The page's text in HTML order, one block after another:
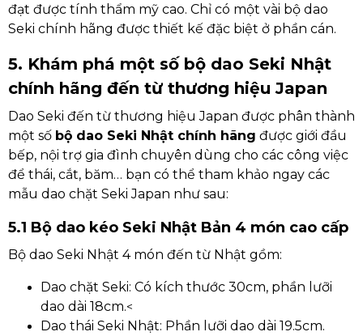
đạt được tính thẩm mỹ cao. Chỉ có một vài bộ dao
Seki chính hãng được thiết kế đặc biệt ở phần cán.
5. Khám phá một số bộ dao Seki Nhật
chính hãng đến từ thương hiệu Japan
Dao Seki đến từ thương hiệu Japan được phân thành
một số bộ dao Seki Nhật chính hãng được giới đầu
bếp, nội trợ gia đình chuyên dùng cho các công việc
để thái, cắt, băm… bạn có thể tham khảo ngay các
mẫu dao chặt Seki Japan như sau:
5.1 Bộ dao kéo Seki Nhật Bản 4 món cao cấp
Bộ dao Seki Nhật 4 món đến từ Nhật gồm:
Dao chặt Seki: Có kích thước 30cm, phần lưỡi
dao dài 18cm.<
Dao thái Seki Nhật: Phần lưỡi dao dài 19.5cm.